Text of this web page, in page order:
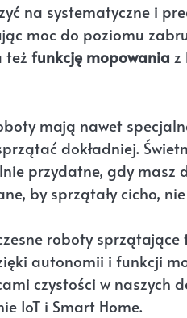
na systematyczne i
moc do poziomu
też funkcję mopowania z
mają nawet
dokładniej.
przydatne, gdy masz
by sprzątały cicho,
roboty
autonomii i funkcji
czystości w naszych
IoT i Smart Home.